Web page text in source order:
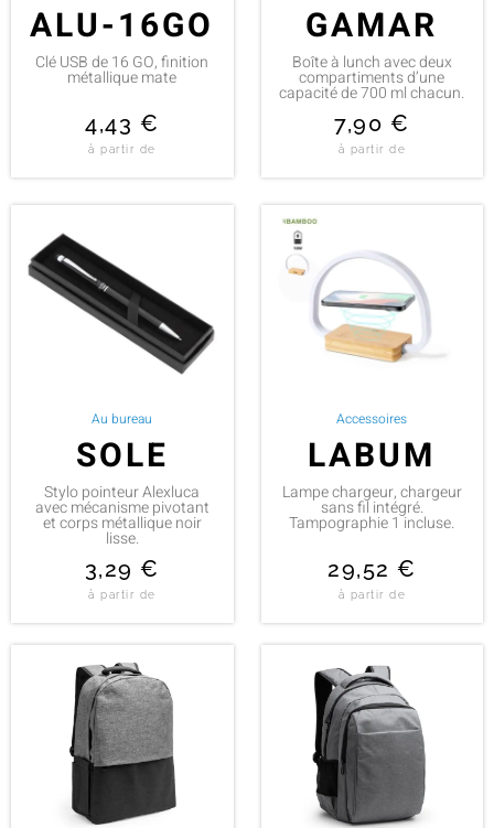
ALU-16GO
Clé USB de 16 GO, finition
métallique mate
4,43 €
à partir de
GAMAR
Boîte à lunch avec deux
compartiments d’une
capacité de 700 ml chacun.
7,90 €
à partir de
Au bureau
SOLE
Stylo pointeur Alexluca
avec mécanisme pivotant
et corps métallique noir
lisse.
3,29€
à partir de
Accessoires
LABUM
Lampe chargeur, chargeur
sans fil intégré.
Tampographie 1 incluse.
29,52 €
à partir de